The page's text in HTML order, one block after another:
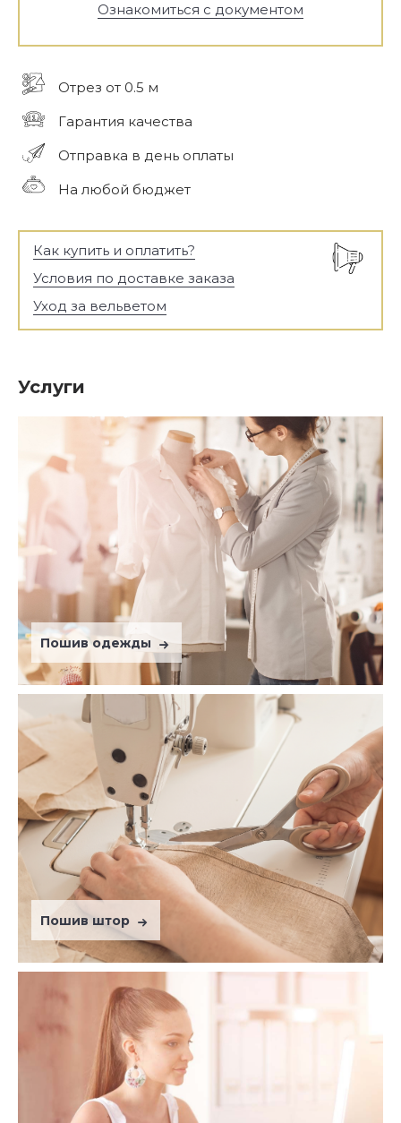
Ознакомиться с документом
Отрез от 0.5 м
Гарантия качества
Отправка в день оплаты
На любой бюджет
Как купить и оплатить?
Условия по доставке заказа
Уход за вельветом
Услуги
Пошив одежды
Пошив штор